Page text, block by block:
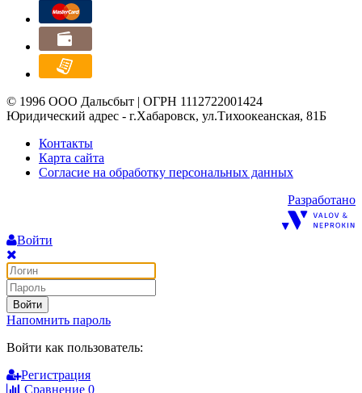
© 1996 ООО Дальсбыт | ОГРН 1112722001424
Юридический адрес - г.Хабаровск, ул.Тихоокеанская, 81Б
Контакты
Карта сайта
Согласие на обработку персональных данных
Разработано
Войти
Войти
Напомнить пароль
Войти как пользователь:
Регистрация
Сравнение 0